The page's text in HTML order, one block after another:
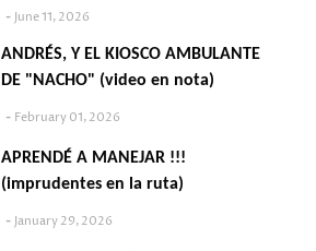
June 11, 2026
ANDRÉS, Y EL KIOSCO AMBULANTE
DE "NACHO" (video en nota)
February 01, 2026
APRENDÉ A MANEJAR !!!
(imprudentes en la ruta)
January 29, 2026